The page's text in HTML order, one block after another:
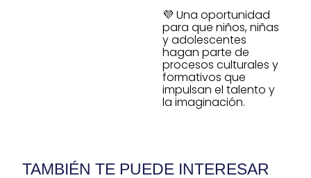
💜 Una oportunidad
para que niños, niñas
y adolescentes
hagan parte de
procesos culturales y
formativos que
impulsan el talento y
la imaginación.
TAMBIÉN TE PUEDE INTERESAR